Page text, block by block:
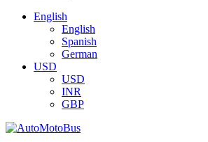
English
English
Spanish
German
USD
USD
INR
GBP